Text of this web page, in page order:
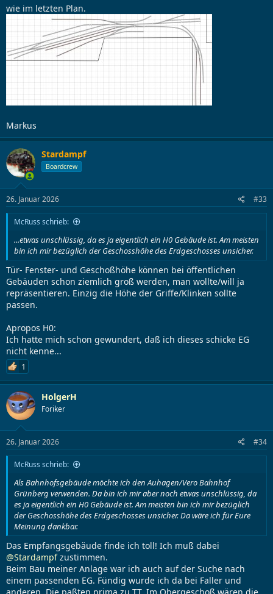
wie im letzten Plan.
Markus
Stardampf
Boardcrew
26. Januar 2026 #33
McRuss schrieb:
...etwas unschlüssig, da es ja eigentlich ein H0 Gebäude ist. Am meisten
bin ich mir bezüglich der Geschosshöhe des Erdgeschosses unsicher.
Tür- Fenster- und Geschoßhöhe können bei öffentlichen
Gebäuden schon ziemlich groß werden, man wollte/will ja
repräsentieren. Einzig die Höhe der Griffe/Klinken sollte
passen.
Apropos H0:
Ich hatte mich schon gewundert, daß ich dieses schicke EG
nicht kenne...
1
HolgerH
Foriker
26. Januar 2026 #34
McRuss schrieb:
Als Bahnhofsgebäude möchte ich den Auhagen/Vero Bahnhof
Grünberg verwenden. Da bin ich mir aber noch etwas unschlüssig, da
es ja eigentlich ein H0 Gebäude ist. Am meisten bin ich mir bezüglich
der Geschosshöhe des Erdgeschosses unsicher. Da wäre ich für Eure
Meinung dankbar.
Das Empfangsgebäude finde ich toll! Ich muß dabei
@Stardampfzustimmen.
Beim Bau meiner Anlage war ich auch auf der Suche nach
einem passenden EG. Fündig wurde ich da bei Faller und